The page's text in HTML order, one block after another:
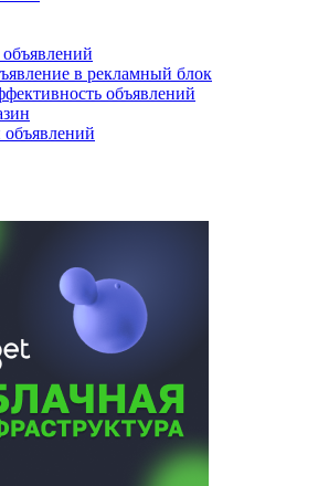
в рекламный блок
объявлений
объявлений